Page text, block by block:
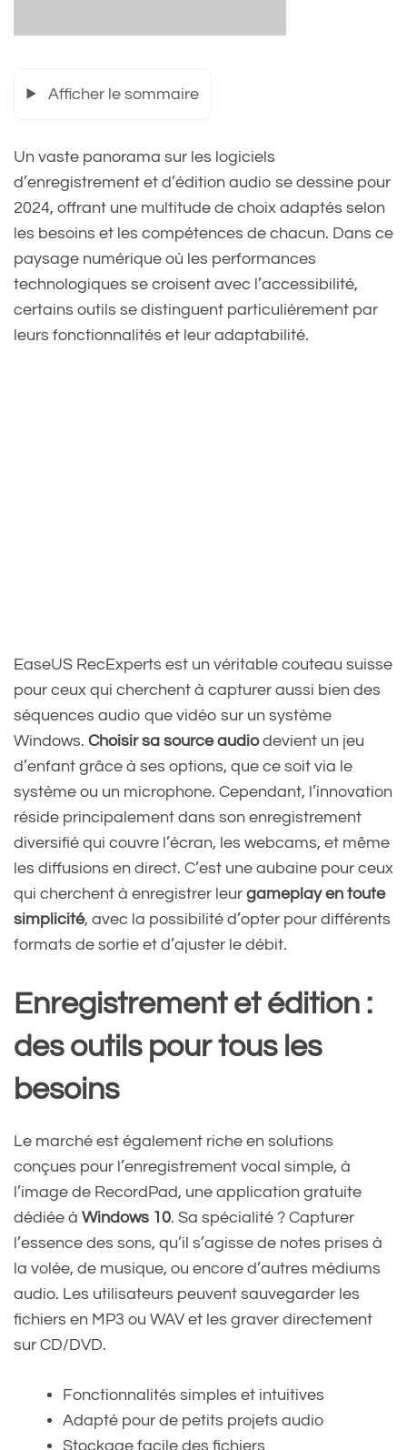
Afficher le sommaire
Un vaste panorama sur les logiciels
d’enregistrement et d’édition audio se dessine pour
2024, offrant une multitude de choix adaptés selon
les besoins et les compétences de chacun. Dans ce
paysage numérique où les performances
technologiques se croisent avec l’accessibilité,
certains outils se distinguent particulièrement par
leurs fonctionnalités et leur adaptabilité.
EaseUS RecExperts est un véritable couteau suisse
pour ceux qui cherchent à capturer aussi bien des
séquences audio que vidéo sur un système
Windows. Choisir sa source audiodevient un jeu
d’enfant grâce à ses options, que ce soit via le
système ou un microphone. Cependant, l’innovation
réside principalement dans son enregistrement
diversifié qui couvre l’écran, les webcams, et même
les diffusions en direct. C’est une aubaine pour ceux
qui cherchent à enregistrer leur gameplay en toute
simplicité, avec la possibilité d’opter pour différents
formats de sortie et d’ajuster le débit.
Enregistrement et édition :
des outils pour tous les
besoins
Le marché est également riche en solutions
conçues pour l’enregistrement vocal simple, à
l’image de RecordPad, une application gratuite
dédiée à Windows 10. Sa spécialité ? Capturer
l’essence des sons, qu’il s’agisse de notes prises à
la volée, de musique, ou encore d’autres médiums
audio. Les utilisateurs peuvent sauvegarder les
fichiers en MP3 ou WAV et les graver directement
sur CD/DVD.
Fonctionnalités simples et intuitives
Adapté pour de petits projets audio
Stockage facile des fichiers